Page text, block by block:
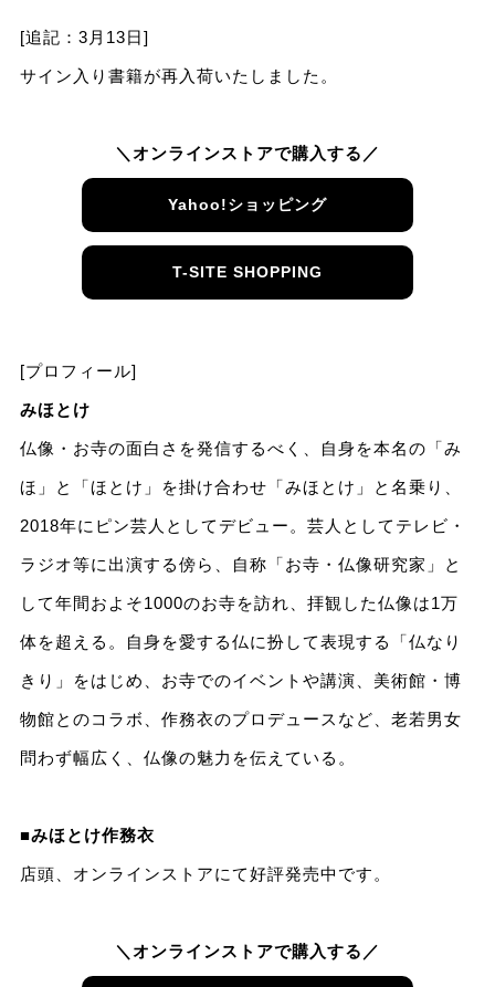
[追記：3月13日]
サイン入り書籍が再入荷いたしました。
＼オンラインストアで購入する／
Yahoo!ショッピング
T-SITE SHOPPING
[プロフィール]
みほとけ
仏像・お寺の面白さを発信するべく、自身を本名の「み
ほ」と「ほとけ」を掛け合わせ「みほとけ」と名乗り、
2018年にピン芸人としてデビュー。芸人としてテレビ・
ラジオ等に出演する傍ら、自称「お寺・仏像研究家」と
して年間およそ1000のお寺を訪れ、拝観した仏像は1万
体を超える。自身を愛する仏に扮して表現する「仏なり
きり」をはじめ、お寺でのイベントや講演、美術館・博
物館とのコラボ、作務衣のプロデュースなど、老若男女
問わず幅広く、仏像の魅力を伝えている。
■みほとけ作務衣
店頭、オンラインストアにて好評発売中です。
＼オンラインストアで購入する／